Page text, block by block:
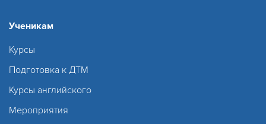
Ученикам
Курсы
Подготовка к ДТМ
Курсы английского
Мероприятия